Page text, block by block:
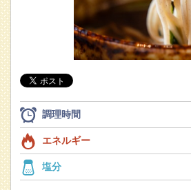
調理時間
エネルギー
塩分